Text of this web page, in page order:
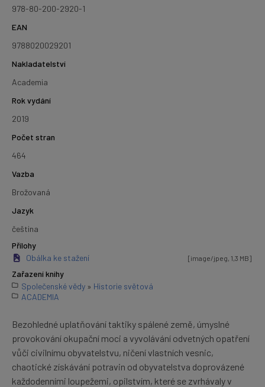
978-80-200-2920-1
EAN
9788020029201
Nakladatelství
Academia
Rok vydání
2019
Počet stran
464
Vazba
Brožovaná
Jazyk
čeština
Přílohy
Obálka ke stažení
[image/jpeg, 1,3 MB]
Zařazení knihy
Společenské vědy » Historie světová
ACADEMIA
Bezohledné uplatňování taktiky spálené země, úmyslné
provokování okupační moci a vyvolávání odvetných opatření
vůči civilnímu obyvatelstvu, ničení vlastních vesnic,
chaotické získávání potravin od obyvatelstva doprovázené
každodenními loupežemi, opilstvím, které se zvrhávaly v